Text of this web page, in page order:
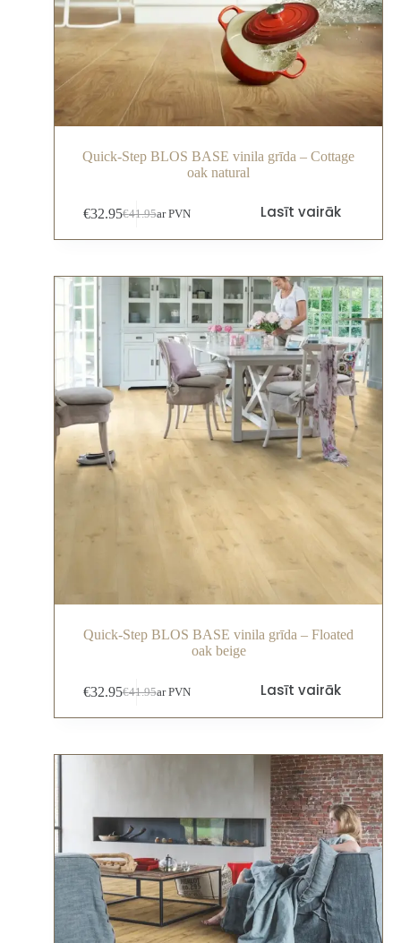
Quick-Step BLOS BASE vinila grīda – Cottage
oak natural
€41.95
€32.95 ar PVN Lasīt vairāk
Quick-Step BLOS BASE vinila grīda – Floated
oak beige
€41.95
€32.95 ar PVN Lasīt vairāk